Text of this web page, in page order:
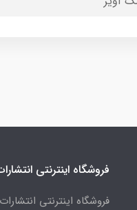
فروشگاه اینترنتی
فروشگاه اینترنتی